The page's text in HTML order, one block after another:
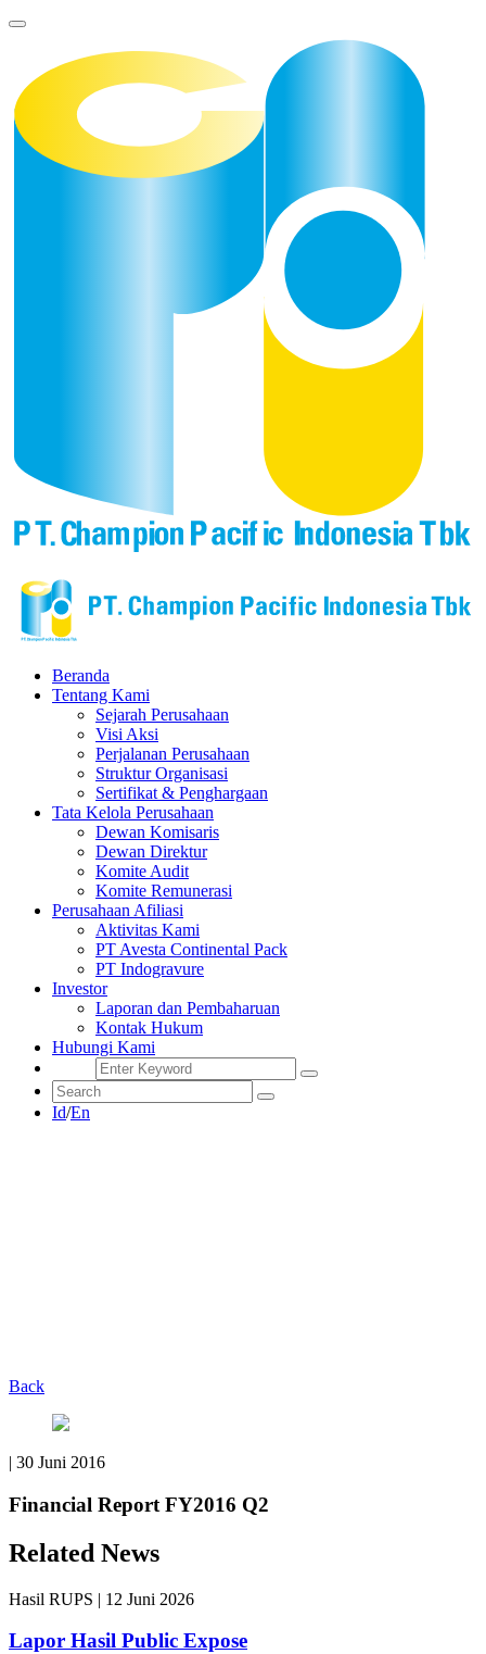
Beranda
Tentang Kami
Sejarah Perusahaan
Visi Aksi
Perjalanan Perusahaan
Struktur Organisasi
Sertifikat & Penghargaan
Tata Kelola Perusahaan
Dewan Komisaris
Dewan Direktur
Komite Audit
Komite Remunerasi
Perusahaan Afiliasi
Aktivitas Kami
PT Avesta Continental Pack
PT Indogravure
Investor
Laporan dan Pembaharuan
Kontak Hukum
Hubungi Kami
Id/En
Back
| 30 Juni 2016
Financial Report FY2016 Q2
Related News
Hasil RUPS | 12 Juni 2026
Lapor Hasil Public Expose